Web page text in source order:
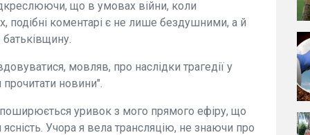
що в умовах війни, коли
подібні коментарі є не лише бездушними, а й
мовляв, про наслідки трагедії у
новини".
уривок з мого прямого ефіру, що
ясність. Учора я вела трансляцію, не знаючи про